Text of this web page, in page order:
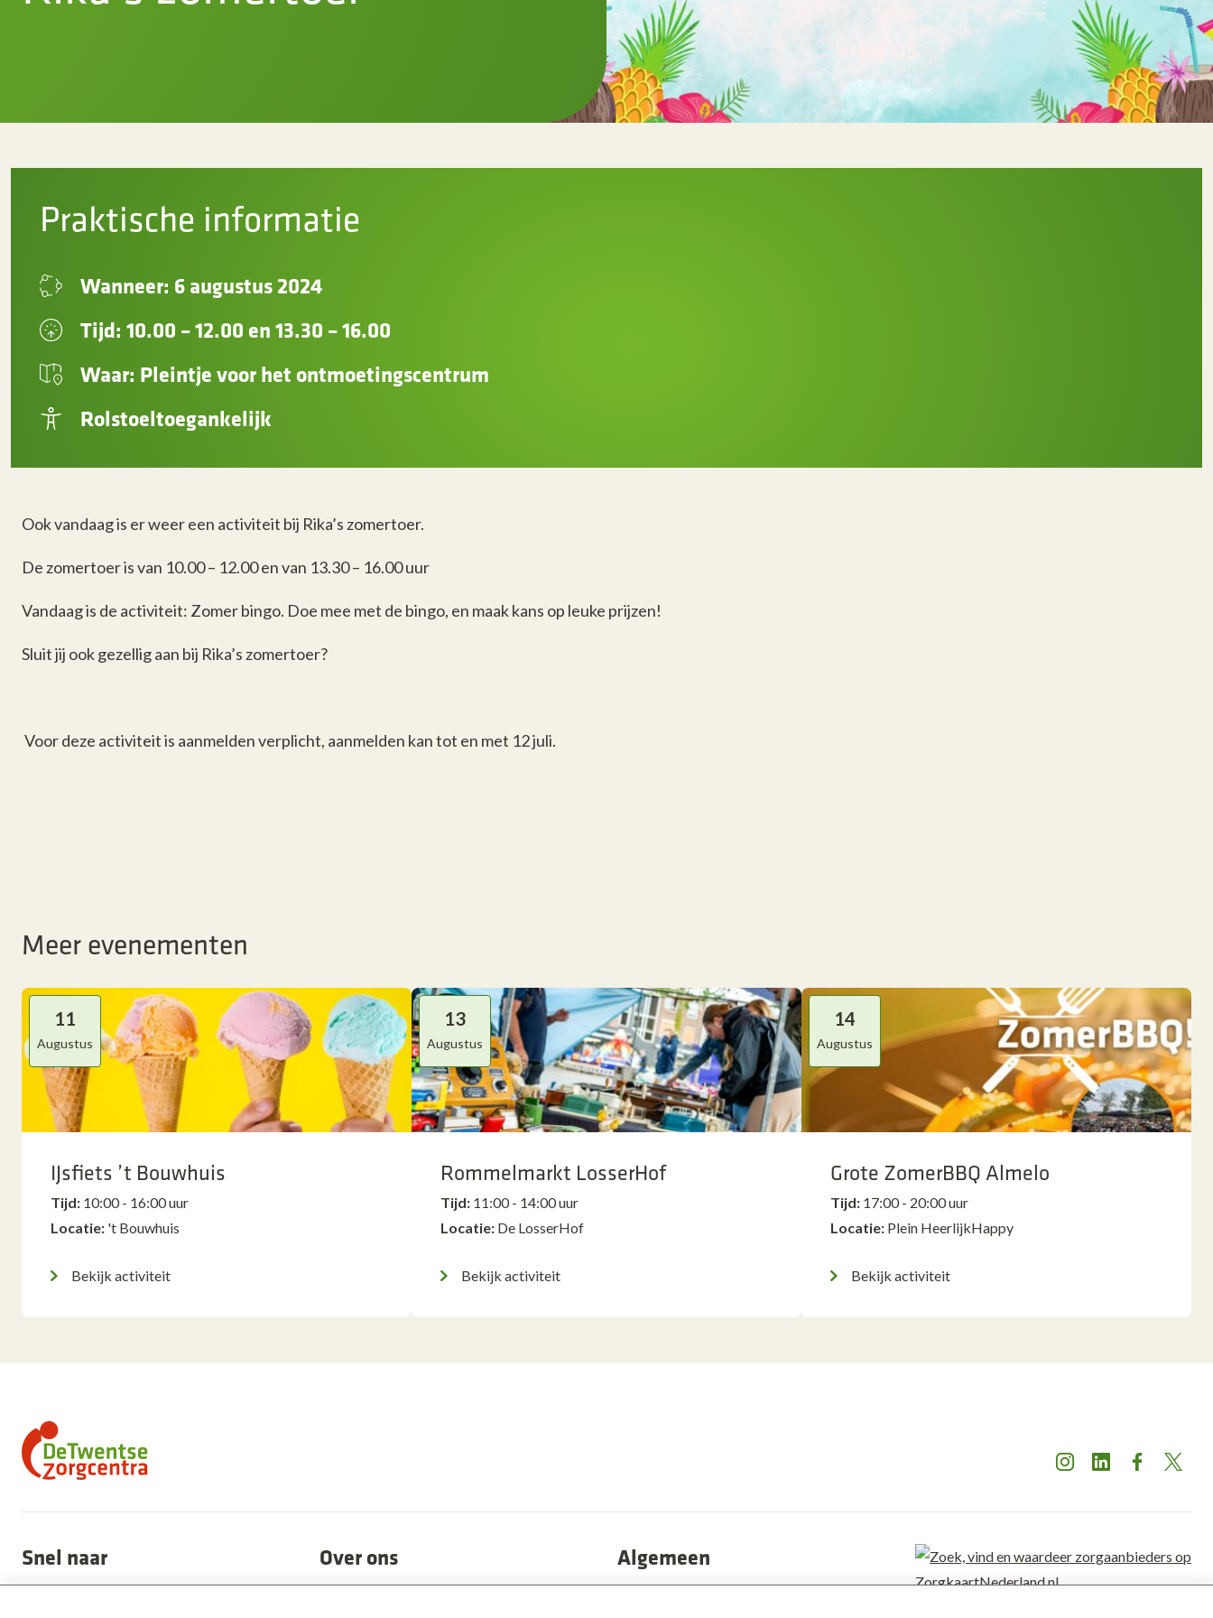
Praktische informatie
Wanneer: 6 augustus 2024
Tijd: 10.00 – 12.00 en 13.30 – 16.00
Waar: Pleintje voor het ontmoetingscentrum
Rolstoeltoegankelijk
Ook vandaag is er weer een activiteit bij Rika’s zomertoer.
De zomertoer is van 10.00 – 12.00 en van 13.30 – 16.00 uur
Vandaag is de activiteit: Zomer bingo. Doe mee met de bingo, en maak kans op leuke prijzen!
Sluit jij ook gezellig aan bij Rika’s zomertoer?
Voor deze activiteit is aanmelden verplicht, aanmelden kan tot en met 12 juli.
Meer evenementen
11
Augustus
IJsfiets ’t Bouwhuis
Tijd: 10:00 - 16:00 uur
Locatie: 't Bouwhuis
Bekijk activiteit
13
Augustus
Rommelmarkt LosserHof
Tijd: 11:00 - 14:00 uur
Locatie: De LosserHof
Bekijk activiteit
14
Augustus
Grote ZomerBBQ Almelo
Tijd: 17:00 - 20:00 uur
Locatie: Plein HeerlijkHappy
Bekijk activiteit
InstagramLinkedInFacebook
X
Snel naar Over ons Algemeen